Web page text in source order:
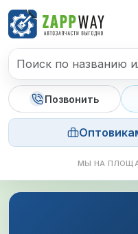
Перейти к содержимому
Позвонить
МЫ НА